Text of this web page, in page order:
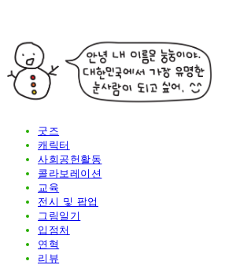
굿즈
캐릭터
사회공헌활동
콜라보레이션
교육
전시 및 팝업
그림일기
입점처
연혁
리뷰